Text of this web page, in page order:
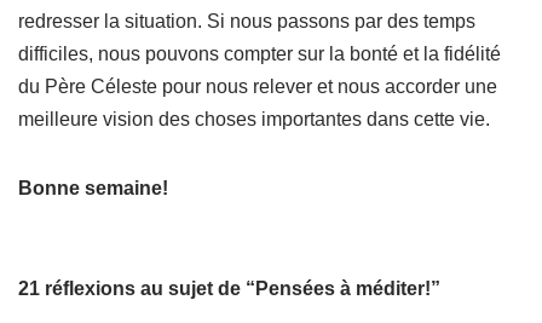
redresser la situation. Si nous passons par des temps
difficiles, nous pouvons compter sur la bonté et la fidélité
du Père Céleste pour nous relever et nous accorder une
meilleure vision des choses importantes dans cette vie.
Bonne semaine!
21 réflexions au sujet de “Pensées à méditer!”